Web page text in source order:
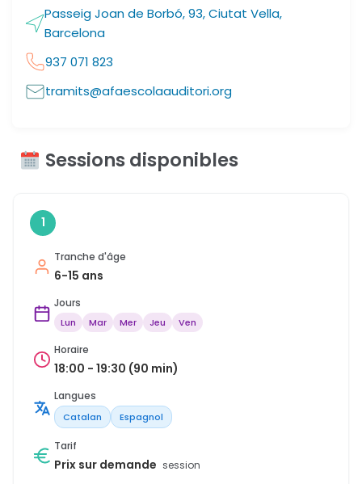
Passeig Joan de Borbó, 93, Ciutat Vella,
Barcelona
937 071 823
tramits@afaescolaauditori.org
Sessions disponibles
1
Tranche d'âge
6-15 ans
Jours
Lun Mar Mer Jeu Ven
Horaire
18:00 - 19:30 (90 min)
Langues
Catalan Espagnol
Tarif
Prix sur demande session